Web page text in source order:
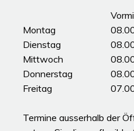
Öffnungszeiten
Montag
Dienstag
Mittwoch
Donnerstag
Freitag
Termine ausserhalb der